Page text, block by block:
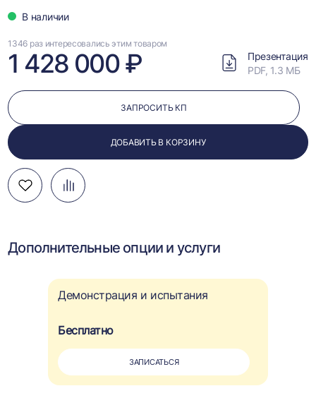
В наличии
1346 раз интересовались этим товаром
1 428 000 ₽
Презентация
PDF, 1.3 МБ
ЗАПРОСИТЬ КП
ДОБАВИТЬ В КОРЗИНУ
Добавить
в
Добавить
в
Перейти
к
Дополнительные опции и услуги
Демонстрация и испытания
Бесплатно
ЗАПИСАТЬСЯ